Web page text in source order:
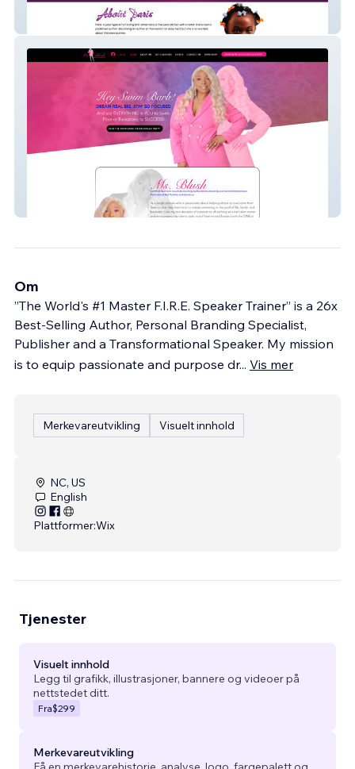
Paris Murphy
Om
”The World's #1 Master F.I.R.E. Speaker Trainer” is a 26x
Best-Selling Author, Personal Branding Specialist,
Publisher and a Transformational Speaker. My mission
is to equip passionate and purpose dr... Vis mer
Merkevareutvikling Visuelt innhold
NC, US
English
Plattformer:Wix
Tjenester
Visuelt innhold
Legg til grafikk, illustrasjoner, bannere og videoer på
nettstedet ditt.
Fra$299
Merkevareutvikling